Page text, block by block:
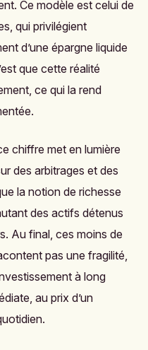
Ce modèle est celui de
qui privilégient
d’une épargne liquide
que cette réalité
ce qui la rend
chiffre met en lumière
des arbitrages et des
la notion de richesse
des actifs détenus
Au final, ces moins de
pas une fragilité,
à long
au prix d’un